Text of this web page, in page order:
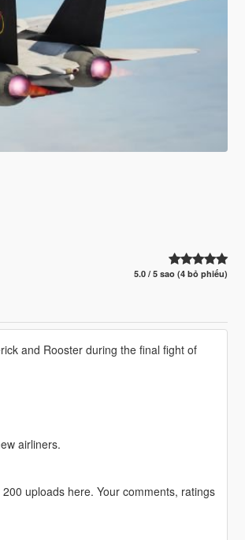
5.0 / 5 sao (4 bỏ phiếu)
and Rooster during the final fight of
airliners.
uploads here. Your comments, ratings